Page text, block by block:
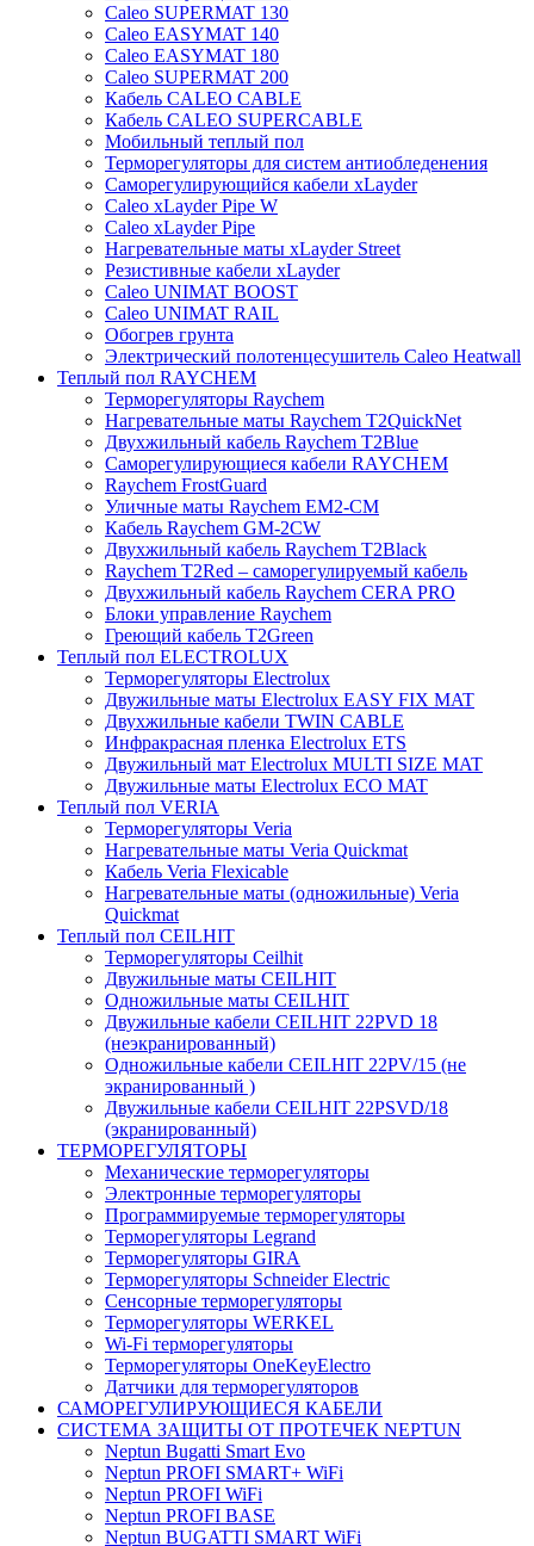
Caleo SUPERMAT 130
Caleo EASYMAT 140
Caleo EASYMAT 180
Caleo SUPERMAT 200
Кабель CALEO CABLE
Кабель CALEO SUPERCABLE
Мобильный теплый пол
Терморегуляторы для систем антиобледенения
Саморегулирующийся кабели xLayder
Caleo xLayder Pipe W
Caleo xLayder Pipe
Нагревательные маты xLayder Street
Резистивные кабели xLayder
Caleo UNIMAT BOOST
Caleo UNIMAT RAIL
Обогрев грунта
Электрический полотенцесушитель Caleo Heatwall
Теплый пол RAYCHEM
Терморегуляторы Raychem
Нагревательные маты Raychem T2QuickNet
Двухжильный кабель Raychem T2Blue
Саморегулирующиеся кабели RAYCHEM
Raychem FrostGuard
Уличные маты Raychem EM2-CM
Кабель Raychem GM-2CW
Двухжильный кабель Raychem T2Black
Raychem T2Red – саморегулируемый кабель
Двухжильный кабель Raychem CERA PRO
Блоки управление Raychem
Греющий кабель T2Green
Теплый пол ELECTROLUX
Терморегуляторы Electrolux
Двужильные маты Electrolux EASY FIX MAT
Двухжильные кабели TWIN CABLE
Инфракрасная пленка Electrolux ETS
Двужильный мат Electrolux MULTI SIZE MAT
Двужильные маты Electrolux ECO MAT
Теплый пол VERIA
Терморегуляторы Veria
Нагревательные маты Veria Quickmat
Кабель Veria Flexicable
Нагревательные маты (одножильные) Veria
Quickmat
Теплый пол CEILHIT
Терморегуляторы Ceilhit
Двужильные маты CEILHIT
Одножильные маты CEILHIT
Двужильные кабели CEILHIT 22PVD 18
(неэкранированный)
Одножильные кабели CEILHIT 22PV/15 (не
экранированный )
Двужильные кабели CEILHIT 22PSVD/18
(экранированный)
ТЕРМОРЕГУЛЯТОРЫ
Механические терморегуляторы
Электронные терморегуляторы
Программируемые терморегуляторы
Терморегуляторы Legrand
Терморегуляторы GIRA
Терморегуляторы Schneider Electric
Сенсорные терморегуляторы
Терморегуляторы WERKEL
Wi-Fi терморегуляторы
Терморегуляторы OneKeyElectro
Датчики для терморегуляторов
САМОРЕГУЛИРУЮЩИЕСЯ КАБЕЛИ
СИСТЕМА ЗАЩИТЫ ОТ ПРОТЕЧЕК NEPTUN
Neptun Bugatti Smart Evo
Neptun PROFI SMART+ WiFi
Neptun PROFI WiFi
Neptun PROFI BASE
Neptun BUGATTI SMART WiFi